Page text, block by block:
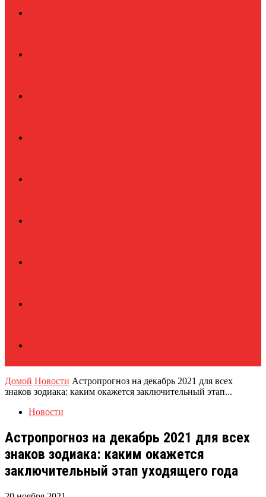
Домой Новости Астропрогноз на декабрь 2021 для всех
знаков зодиака: каким окажется заключительный этап...
Новости
Астропрогноз на декабрь 2021 для всех
знаков зодиака: каким окажется
заключительный этап уходящего года